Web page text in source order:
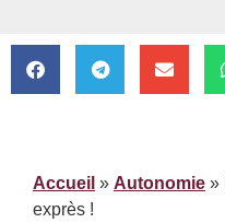
Accueil » Autonomie »
exprès !